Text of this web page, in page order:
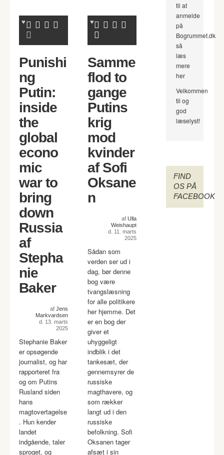
Punishi
ng
Putin:
inside
the
global
econo
mic
war to
bring
down
Russia
af
Stepha
nie
Baker
af Jens
Markvardsen
d. 13. marts
2025
Stephanie Baker
er opsøgende
journalist, og har
rapporteret fra
og om Putins
Rusland siden
hans
magtovertagelse
. Hun kender
landet
indgående, taler
sproget, og
Samme
flod to
gange
Putins
krig
mod
kvinder
af Sofi
Oksane
n
af Ulla
Weishaupt
d. 11. marts
2025
Sådan som
verden ser ud i
dag, bør denne
bog være
tvangslæsning
for alle politikere
her hjemme. Det
er en bog der
giver et
uhyggeligt
indblik i det
tankesæt, der
gennemsyrer de
russiske
magthavere, og
som rækker
langt ud i den
russiske
befolkning. Sofi
Oksanen tager
afsæt i sin
til at
anmelde
på
Bogrummet.dk
så
læs
mere
her
Velkommen
til og
god
læselyst!
FIND
OS PÅ
FACEBOOK